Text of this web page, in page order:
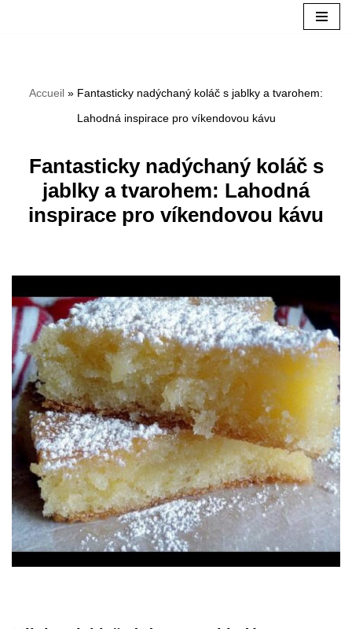
contenu
Accueil » Fantasticky nadýchaný koláč s jablky a tvarohem:
Lahodná inspirace pro víkendovou kávu
Fantasticky nadýchaný koláč s
jablky a tvarohem: Lahodná
inspirace pro víkendovou kávu